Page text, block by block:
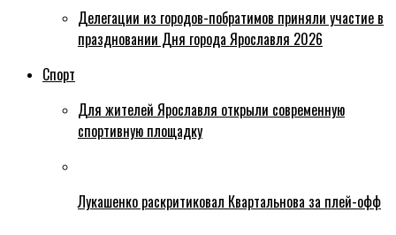
Делегации из городов-побратимов приняли участие в
праздновании Дня города Ярославля 2026
Спорт
Для жителей Ярославля открыли современную
спортивную площадку
Лукашенко раскритиковал Квартальнова за плей-офф